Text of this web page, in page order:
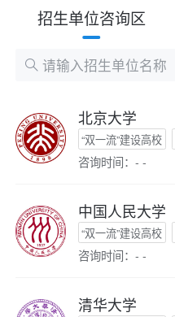
招生单位咨询区
北京大学
“双一流”建设高校
咨询时间：- -
中国人民大学
“双一流”建设高校
咨询时间：- -
清华大学